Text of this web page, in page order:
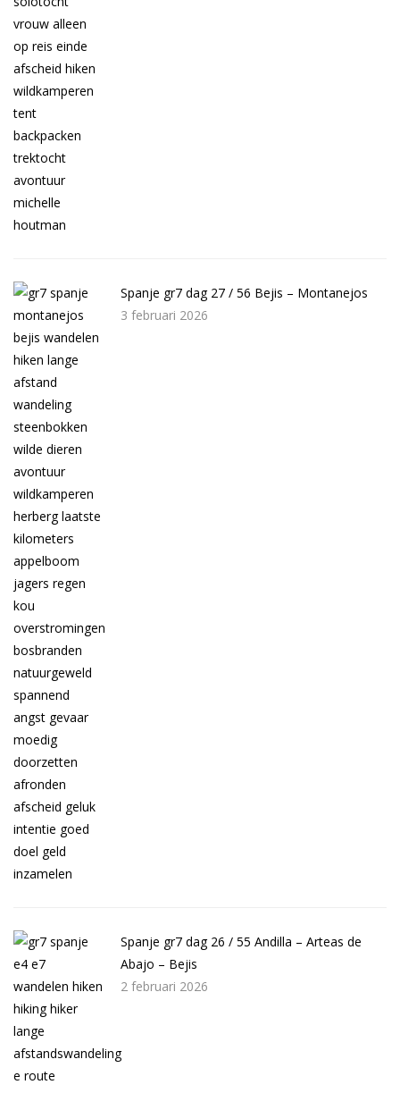
Spanje gr7 dag 27 / 56 Bejis – Montanejos
3 februari 2026
Spanje gr7 dag 26 / 55 Andilla – Arteas de
Abajo – Bejis
2 februari 2026